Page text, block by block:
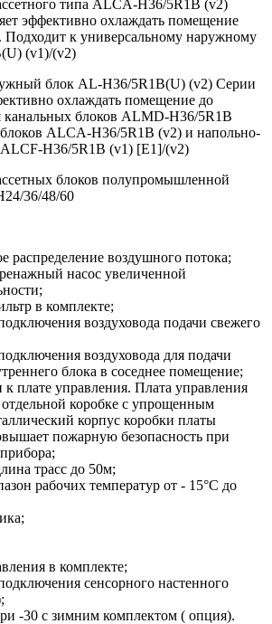
типа ALCA-H36/5R1B (v2)
эффективно охлаждать помещение
к универсальному наружному
(v1)/(v2)
блок AL-H36/5R1B(U) (v2) Серии
охлаждать помещение до
канальных блоков ALMD-H36/5R1B
ALCA-H36/5R1B (v2) и напольно-
H36/5R1B (v1) [E1]/(v2)
блоков полупромышленной
36/48/60
распределение воздушного потока;
насос увеличенной
в комплекте;
воздуховода подачи свежего
воздуховода для подачи
блока в соседнее помещение;
к плате управления. Плата управления
отдельной коробке с упрощенным
корпус коробки платы
пожарную безопасность при
трасс до 50м;
рабочих температур от - 15°С до
в комплекте;
сенсорного настенного
-30 с зимним комплектом ( опция).